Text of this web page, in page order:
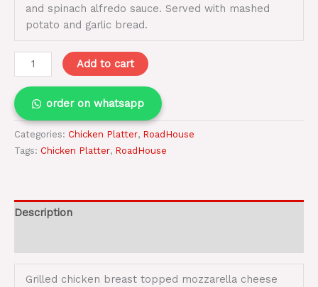
and spinach alfredo sauce. Served with mashed
potato and garlic bread.
Add to cart
order on whatsapp
Categories: Chicken Platter, RoadHouse
Tags: Chicken Platter, RoadHouse
Description
Grilled chicken breast topped mozzarella cheese